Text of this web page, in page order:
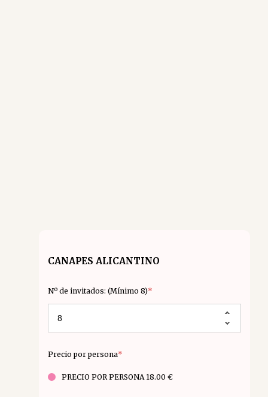
CANAPES ALICANTINO
Nº de invitados: (Mínimo 8)*
Precio por persona*
PRECIO POR PERSONA 18.00 €